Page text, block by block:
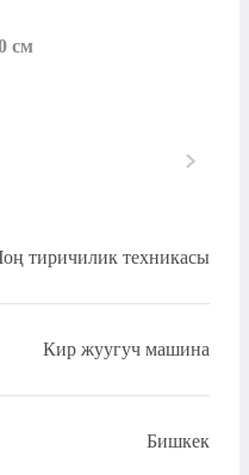
см
тиричилик техникасы
Кир жуугуч машина
Бишкек